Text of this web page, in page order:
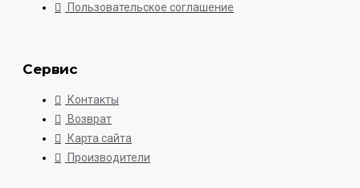
Пользовательское соглашение
Сервис
Контакты
Возврат
Карта сайта
Производители